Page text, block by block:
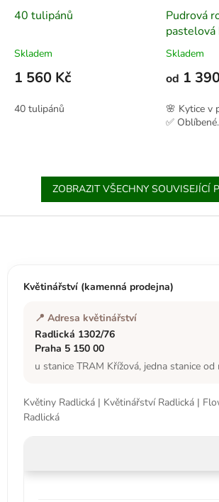
40 tulipánů
Skladem
1 560 Kč
40 tulipánů
Pudrová
pastelová
Skladem
od 1
🌸 Kytice v
✅
ZOBRAZIT VŠECHNY SOUVISEJÍCÍ
Z
Květinářství (kamenná prodejna)
📍 Adresa květinářství
Radlická 1302/76
Praha 5 150 00
u stanice TRAM Křížová, jedna stanice
Květiny Radlická | Květinářství Radlická |
Radlická